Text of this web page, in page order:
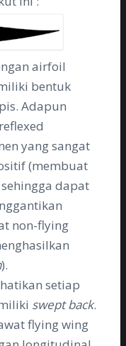
airfoil
bentuk
Adapun
yang sangat
(membuat
sehingga dapat
non-flying
).
setiap
swept back.
flying wing